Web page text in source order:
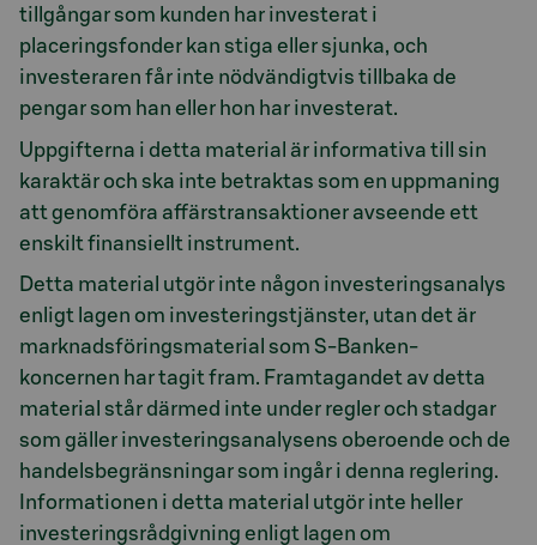
tillgångar som kunden har investerat i
placeringsfonder kan stiga eller sjunka, och
investeraren får inte nödvändigtvis tillbaka de
pengar som han eller hon har investerat.
Uppgifterna i detta material är informativa till sin
karaktär och ska inte betraktas som en uppmaning
att genomföra affärstransaktioner avseende ett
enskilt finansiellt instrument.
Detta material utgör inte någon investeringsanalys
enligt lagen om investeringstjänster, utan det är
marknadsföringsmaterial som S-Banken-
koncernen har tagit fram. Framtagandet av detta
material står därmed inte under regler och stadgar
som gäller investeringsanalysens oberoende och de
handelsbegränsningar som ingår i denna reglering.
Informationen i detta material utgör inte heller
investeringsrådgivning enligt lagen om